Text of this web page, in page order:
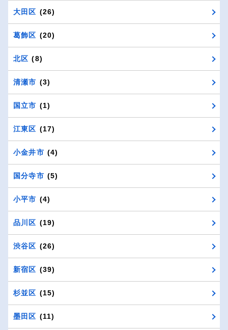
大田区 (26)
葛飾区 (20)
北区 (8)
清瀬市 (3)
国立市 (1)
江東区 (17)
小金井市 (4)
国分寺市 (5)
小平市 (4)
品川区 (19)
渋谷区 (26)
新宿区 (39)
杉並区 (15)
墨田区 (11)